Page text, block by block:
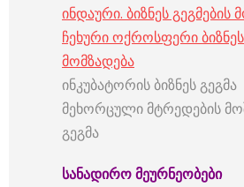
ინდაური. ბიზნეს გეგმების
ჩეხური ოქროსფერი ბიზნეს
მომზადება
ინკუბატორის ბიზნეს გეგმა
მეხორცული მტრედების
გეგმა
სანადირომეურნეობები